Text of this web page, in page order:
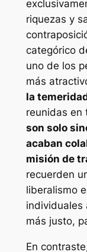
riquezas y
categórico
uno de los
más
la
reunidas en
son solo
acaban
misión de
recuerden
liberalismo
individuales
más justo,
En